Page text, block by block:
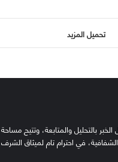
تحميل المزيد
بالتحليل والمتابعة، وتتيح مساحة
في احترام تام لميثاق الشرف